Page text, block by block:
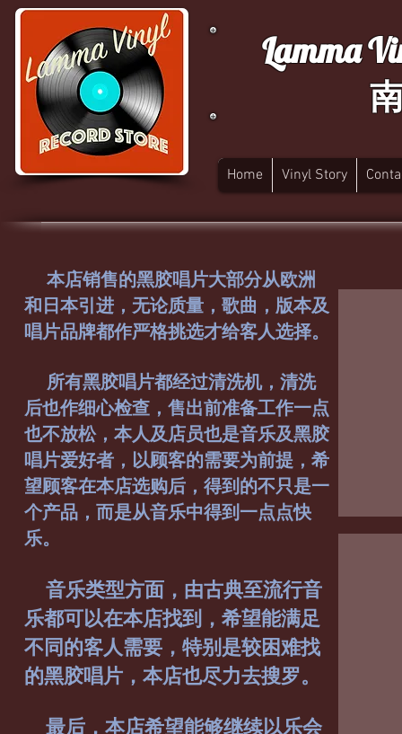
Lamma
Home Vinyl Story
本店销售的黑胶唱片大部分从欧洲
和日本引进，无论质量，歌曲，版本及
唱片品牌都作严格挑选才给客人选择。
所有黑胶唱片都经过清洗机，清洗
后也作细心检查，售出前准备工作一点
也不放松，本人及店员也是音乐及黑胶
唱片爱好者，以顾客的需要为前提，希
望顾客在本店选购后，得到的不只是一
个产品，而是从音乐中得到一点点快
乐。
音乐类型方面，由古典至流行音
乐都可以在本店找到，希望能满足
不同的客人需要，特别是较困难找
的黑胶唱片，本店也尽力去搜罗。
最后，本店希望能够继续以乐会